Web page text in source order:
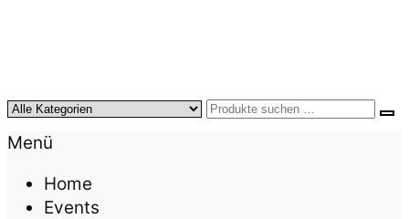
KursTipps.de
Weil Weiterbildung die beste Investition für mehr
Lebensqualität ist.
Menü
Home
Events